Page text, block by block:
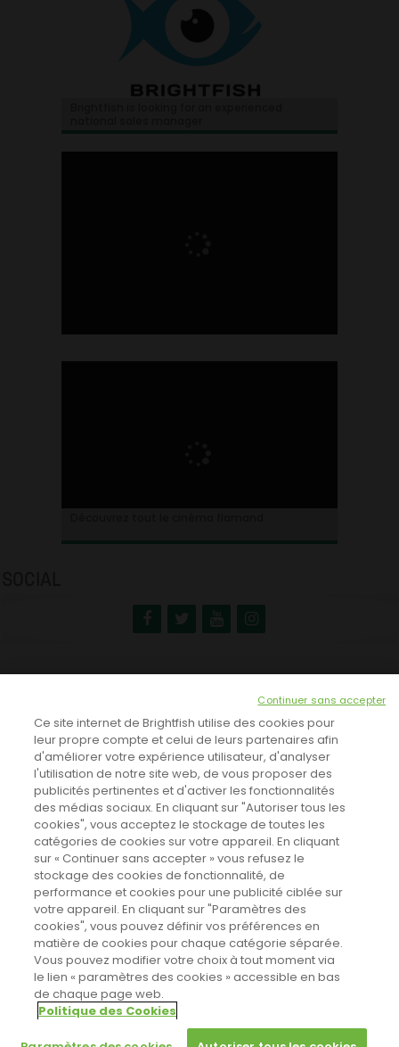
TOUTES LES NEWS
CINEVOX SUR FACEBOOK
Designed byPoids Plume
© Copyright 2011-2026, All Rights Reserved -Politique de cookies
Sahifa ThemeLicense is not validated, Go to the theme options
page to validate the license, You need a single license for each
Ce site internet de Brightfish utilise des cookies pour
leur propre compte et celui de leurs partenaires afin
d'améliorer votre expérience utilisateur, d'analyser
l'utilisation de notre site web, de vous proposer des
publicités pertinentes et d'activer les fonctionnalités
des médias sociaux. En cliquant sur "Autoriser tous les
cookies", vous acceptez le stockage de toutes les
catégories de cookies sur votre appareil. En cliquant
sur « Continuer sans accepter » vous refusez le
stockage des cookies de fonctionnalité, de
performance et cookies pour une publicité ciblée sur
votre appareil. En cliquant sur "Paramètres des
cookies", vous pouvez définir vos préférences en
matière de cookies pour chaque catégorie séparée.
Vous pouvez modifier votre choix à tout moment via
le lien « paramètres des cookies » accessible en bas
de chaque page web.
Politique des Cookies
Continuer sans accepter